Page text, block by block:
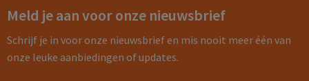
Meld je aan voor onze nieuwsbrief
Schrijf je in voor onze nieuwsbrief en mis nooit meer één van
onze leuke aanbiedingen of updates.